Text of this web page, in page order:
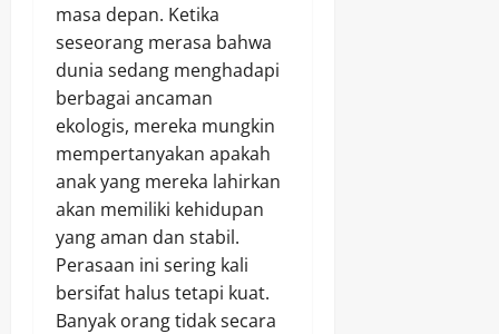
masa depan. Ketika
seseorang merasa bahwa
dunia sedang menghadapi
berbagai ancaman
ekologis, mereka mungkin
mempertanyakan apakah
anak yang mereka lahirkan
akan memiliki kehidupan
yang aman dan stabil.
Perasaan ini sering kali
bersifat halus tetapi kuat.
Banyak orang tidak secara